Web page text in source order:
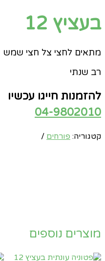
בעציץ 12
מתאים לחצי צל חצי שמש
רב שנתי
להזמנות חייגו עכשיו
04-9802010
קטגוריה: פורחים
מוצרים נוספים